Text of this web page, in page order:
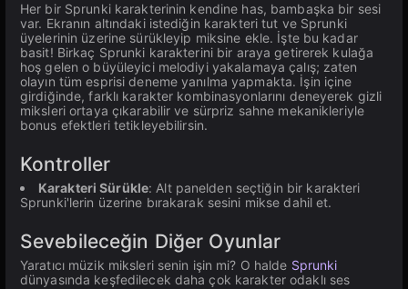
Her bir Sprunki karakterinin kendine has, bambaşka bir sesi
var. Ekranın altındaki istediğin karakteri tut ve Sprunki
üyelerinin üzerine sürükleyip miksine ekle. İşte bu kadar
basit! Birkaç Sprunki karakterini bir araya getirerek kulağa
hoş gelen o büyüleyici melodiyi yakalamaya çalış; zaten
olayın tüm esprisi deneme yanılma yapmakta. İşin içine
girdiğinde, farklı karakter kombinasyonlarını deneyerek gizli
miksleri ortaya çıkarabilir ve sürpriz sahne mekanikleriyle
bonus efektleri tetikleyebilirsin.
Kontroller
Karakteri Sürükle: Alt panelden seçtiğin bir karakteri
Sprunki'lerin üzerine bırakarak sesini mikse dahil et.
Sevebileceğin Diğer Oyunlar
Yaratıcı müzik miksleri senin işin mi? O halde Sprunki
dünyasında keşfedilecek daha çok karakter odaklı ses